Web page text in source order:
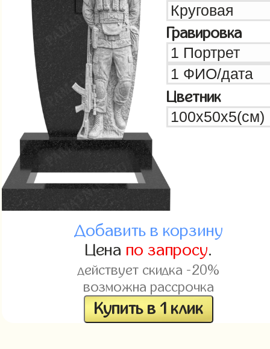
Гравировка
Цветник
Добавить в корзину
Цена по запросу.
действует скидка -20%
возможна рассрочка
Купить в 1 клик